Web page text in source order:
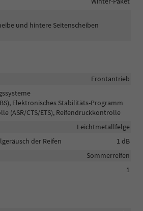
und hintere Seitenscheiben
Frontantrieb
Elektronisches Stabilitäts-Programm
(ASR/CTS/ETS), Reifendruckkontrolle
Leichtmetallfelge
der Reifen
1 dB
Sommerreifen
1